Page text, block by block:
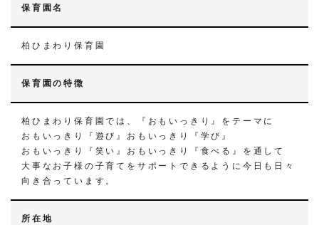
保育園名
柏ひまわり保育園
保育園の特徴
柏ひまわり保育園では、『おもいっきり』をテーマに
おもいっきり『遊び』おもいっきり『学び』
おもいっきり『笑い』おもいっきり『食べる』を通して
大事なお子様の子育てをサポートできるように今日も日々
向き合っています。
所在地